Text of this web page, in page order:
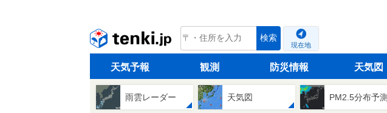
tenki.jp 検索
現在地
天気予報 観測 防災情報 天気図
雨雲レーダー 天気図 PM2.5分布予測